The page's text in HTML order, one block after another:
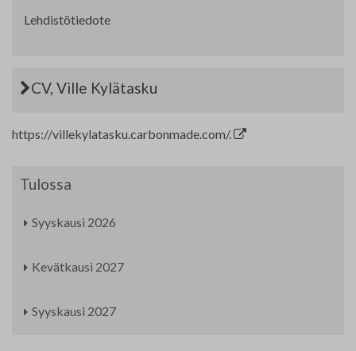
Lehdistötiedote
CV, Ville Kylätasku
https://villekylatasku.carbonmade.com/.
Tulossa
Syyskausi 2026
Kevätkausi 2027
Syyskausi 2027